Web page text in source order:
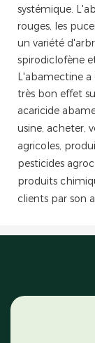
systémique.
rouges, les
un variété
spirodiclofène
L'abamectine
très bon effet
acaricide
usine, acheter,
agricoles,
pesticides
produits
clients par son